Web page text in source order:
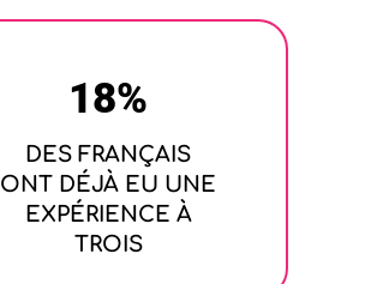
18%
DES FRANÇAIS
ONT DÉJÀ EU UNE
EXPÉRIENCE À
TROIS